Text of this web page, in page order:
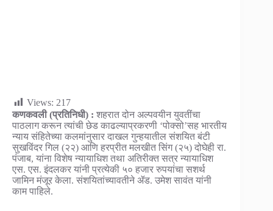
Views: 217
कणकवली (प्रतिनिधी) : शहरात दोन अल्पवयीन युवतींचा
पाठलाग करून त्यांची छेड काढल्याप्रकरणी ‘पोक्सो’सह भारतीय
न्याय संहितेच्या कलमांनुसार दाखल गुन्हयातील संशयित बंटी
सुखविंदर गिल (२२) आणि हरप्रीत मलखीत सिंग (२५) दोघेही रा.
पंजाब, यांना विशेष न्यायाधिश तथा अतिरीक्त सत्र न्यायाधिश
एस. एस. इंदलकर यांनी प्रत्येकी ५० हजार रुपयांचा सशर्थ
जामिन मंजूर केला. संशयितांच्यावतीने ॲड. उमेश सावंत यांनी
काम पाहिले.